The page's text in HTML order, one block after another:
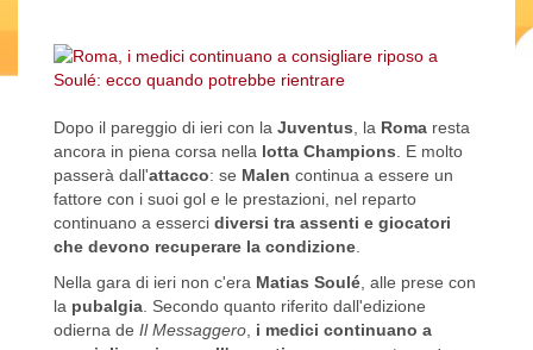
Dopo il pareggio di ieri con la Juventus, la Roma resta
ancora in piena corsa nella lotta Champions. E molto
passerà dall'attacco: se Malen continua a essere un
fattore con i suoi gol e le prestazioni, nel reparto
continuano a esserci diversi tra assenti e giocatori
che devono recuperare la condizione.
Nella gara di ieri non c'era Matias Soulé, alle prese con
la pubalgia. Secondo quanto riferito dall'edizione
odierna de Il Messaggero, i medici continuano a